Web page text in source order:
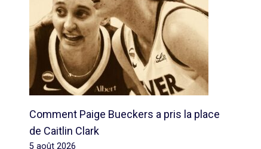
Comment Paige Bueckers a pris la place
de Caitlin Clark
5 août 2026